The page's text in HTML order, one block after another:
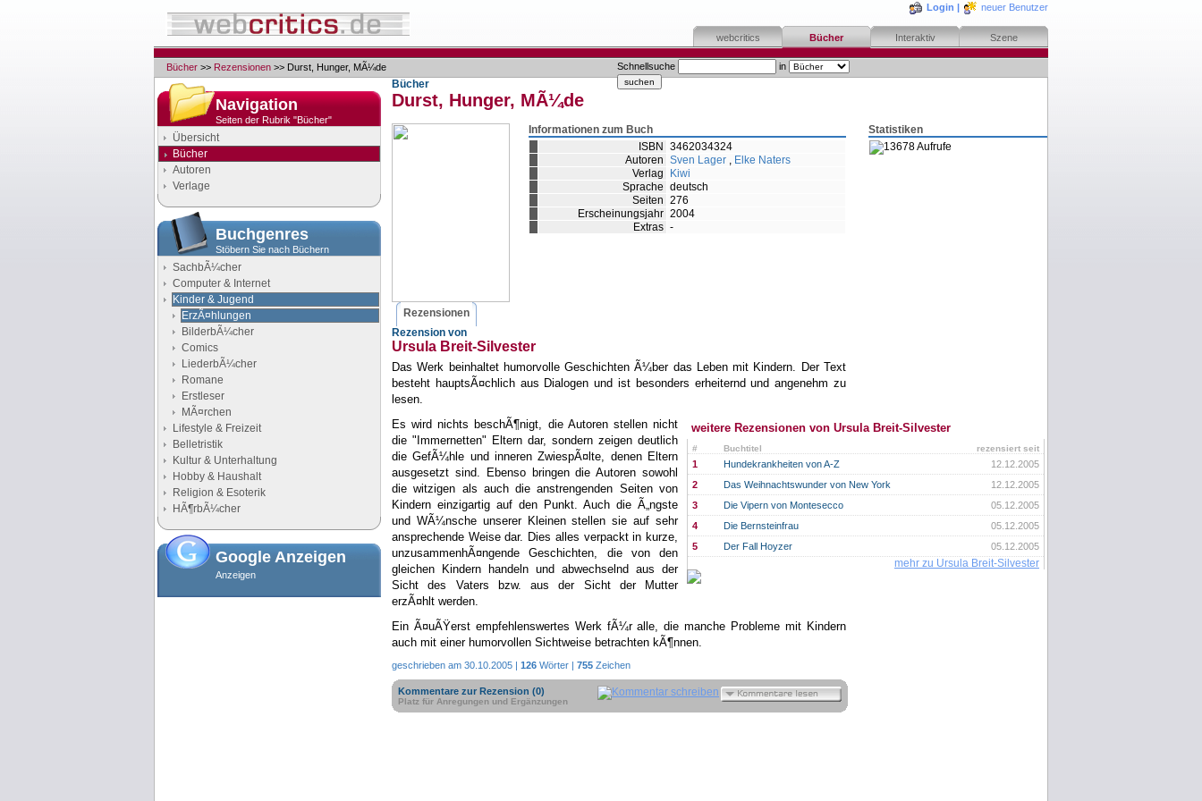
Login | neuer Benutzer
webcritics Bücher Interaktiv Szene
Schnellsuche in
Bücher >> Rezensionen >> Durst, Hunger, MÃ¼de
Navigation
Seiten der Rubrik "Bücher"
Übersicht
Bücher
Autoren
Verlage
Buchgenres
Stöbern Sie nach Büchern
SachbÃ¼cher
Computer & Internet
Kinder & Jugend
ErzÃ¤hlungen
BilderbÃ¼cher
Comics
LiederbÃ¼cher
Romane
Erstleser
MÃ¤rchen
Lifestyle & Freizeit
Belletristik
Kultur & Unterhaltung
Hobby & Haushalt
Religion & Esoterik
HÃ¶rbÃ¼cher
Google Anzeigen
Anzeigen
Bücher
Durst, Hunger, MÃ¼de
Statistiken
13678 Aufrufe
Informationen zum Buch
ISBN
3462034324
Autoren Sven Lager , Elke Naters
Verlag
Kiwi
Sprache deutsch
Seiten 276
Erscheinungsjahr 2004
Extras -
Rezensionen
Rezension von
Ursula Breit-Silvester
Das Werk beinhaltet humorvolle Geschichten Ã¼ber das Leben mit Kindern. Der Text
besteht hauptsÃ¤chlich aus Dialogen und ist besonders erheiternd und angenehm zu
lesen.
weitere Rezensionen von Ursula Breit-Silvester
# rezensiert seit
Buchtitel
1 12.12.2005
Hundekrankheiten von A-Z
2
12.12.2005
Das Weihnachtswunder von New York
3
05.12.2005
Die Vipern von Montesecco
4
05.12.2005
Die Bernsteinfrau
5
05.12.2005
Der Fall Hoyzer
mehr zu Ursula Breit-Silvester
Es wird nichts beschÃ¶nigt, die Autoren stellen nicht
die "Immernetten" Eltern dar, sondern zeigen deutlich
die GefÃ¼hle und inneren ZwiespÃ¤lte, denen Eltern
ausgesetzt sind. Ebenso bringen die Autoren sowohl
die witzigen als auch die anstrengenden Seiten von
Kindern einzigartig auf den Punkt. Auch die Ã„ngste
und WÃ¼nsche unserer Kleinen stellen sie auf sehr
ansprechende Weise dar. Dies alles verpackt in kurze,
unzusammenhÃ¤ngende Geschichten, die von den
gleichen Kindern handeln und abwechselnd aus der
Sicht des Vaters bzw. aus der Sicht der Mutter
erzÃ¤hlt werden.
Ein Ã¤uÃŸerst empfehlenswertes Werk fÃ¼r alle, die manche Probleme mit Kindern
auch mit einer humorvollen Sichtweise betrachten kÃ¶nnen.
geschrieben am 30.10.2005 | 126 Wörter | 755 Zeichen
Kommentare zur Rezension (0)
Platz für Anregungen und Ergänzungen